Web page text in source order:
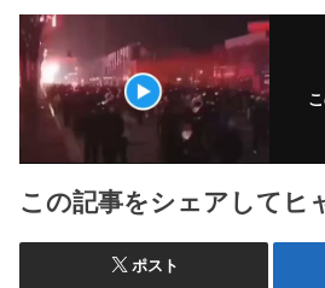
この記事をシェアしてヒ
ポスト